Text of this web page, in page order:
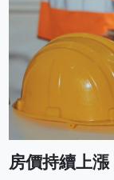
房價持續上漲